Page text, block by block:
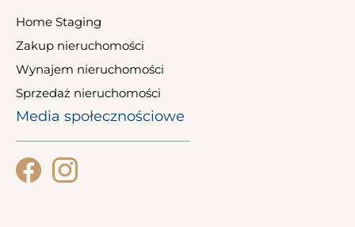
Home Staging
Zakup nieruchomości
Wynajem nieruchomości
Sprzedaż nieruchomości
Media społecznościowe